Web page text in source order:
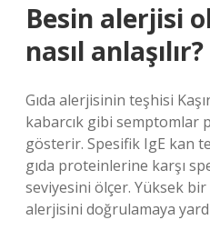
Besin alerjisi
nasıl anlaşılır?
Gıda alerjisinin teşhisi
kabarcık gibi
gösterir. Spesifik IgE kan
gıda proteinlerine karşı
seviyesini ölçer. Yüksek bir
alerjisini doğrulamaya